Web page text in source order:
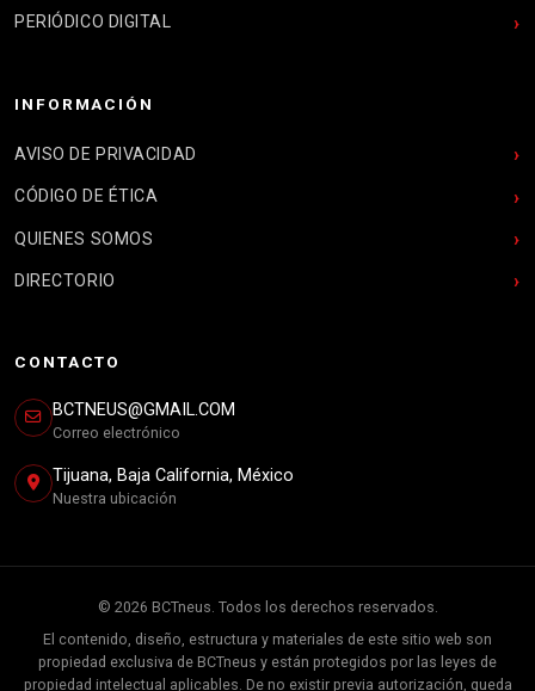
PERIÓDICO DIGITAL
INFORMACIÓN
AVISO DE PRIVACIDAD
CÓDIGO DE ÉTICA
QUIENES SOMOS
DIRECTORIO
CONTACTO
BCTNEUS@GMAIL.COM
Correo electrónico
Tijuana, Baja California, México
Nuestra ubicación
© 2026 BCTneus. Todos los derechos reservados.
El contenido, diseño, estructura y materiales de este sitio web son
propiedad exclusiva de BCTneus y están protegidos por las leyes de
propiedad intelectual aplicables. De no existir previa autorización, queda